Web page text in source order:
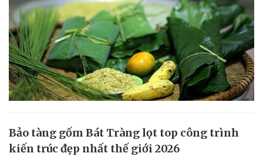
Bảo tàng gốm Bát Tràng lọt top công trình
kiến trúc đẹp nhất thế giới 2026